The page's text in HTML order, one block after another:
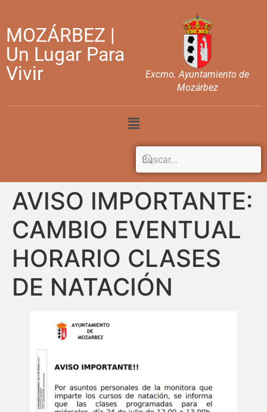
MOZÁRBEZ |
Un Lugar Para
Vivir
Excmo. Ayuntamiento de
Mozárbez
AVISO IMPORTANTE:
CAMBIO EVENTUAL
HORARIO CLASES
DE NATACIÓN